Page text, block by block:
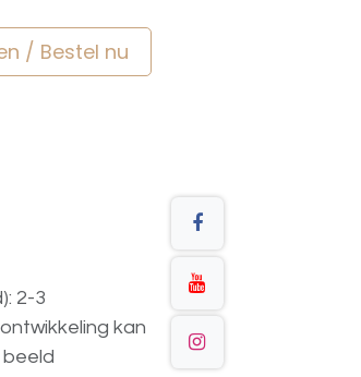
/ Bestel nu
2-3
kan
beeld